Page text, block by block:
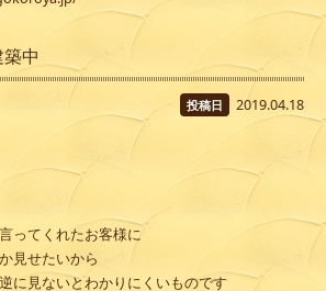
中
投稿日 2019.04.18
ってくれたお客様に
見せたいから
に見ないとわかりにくいものです